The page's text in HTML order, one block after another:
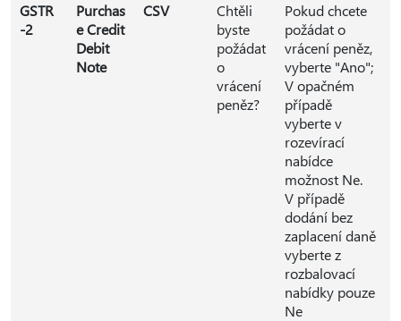
GSTR
-2
Purchas
e Credit
Debit
Note
CSV
Chtěli
byste
požádat
o
vrácení
peněz?
Pokud chcete
požádat o
vrácení peněz,
vyberte "Ano";
V opačném
případě
vyberte v
rozevírací
nabídce
možnost Ne.
V případě
dodání bez
zaplacení daně
vyberte z
rozbalovací
nabídky pouze
Ne